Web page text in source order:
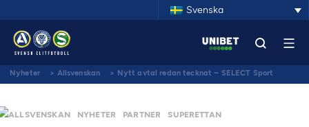
Svenska
Nyheter > Allsvenskan > Nytt avtal redan tecknat – SELECT Sport
ALLSVENSKAN NYHETER PARTNER SUPERETTAN